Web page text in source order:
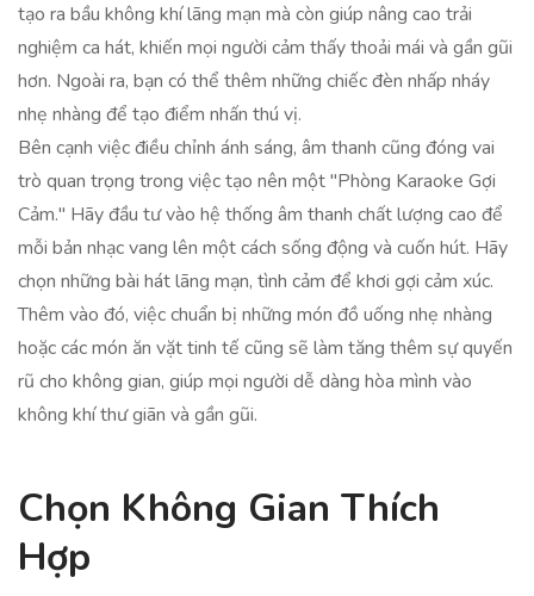
tạo ra bầu không khí lãng mạn mà còn giúp nâng cao trải
nghiệm ca hát, khiến mọi người cảm thấy thoải mái và gần gũi
hơn. Ngoài ra, bạn có thể thêm những chiếc đèn nhấp nháy
nhẹ nhàng để tạo điểm nhấn thú vị.
Bên cạnh việc điều chỉnh ánh sáng, âm thanh cũng đóng vai
trò quan trọng trong việc tạo nên một "Phòng Karaoke Gợi
Cảm." Hãy đầu tư vào hệ thống âm thanh chất lượng cao để
mỗi bản nhạc vang lên một cách sống động và cuốn hút. Hãy
chọn những bài hát lãng mạn, tình cảm để khơi gợi cảm xúc.
Thêm vào đó, việc chuẩn bị những món đồ uống nhẹ nhàng
hoặc các món ăn vặt tinh tế cũng sẽ làm tăng thêm sự quyến
rũ cho không gian, giúp mọi người dễ dàng hòa mình vào
không khí thư giãn và gần gũi.
Chọn Không Gian Thích
Hợp